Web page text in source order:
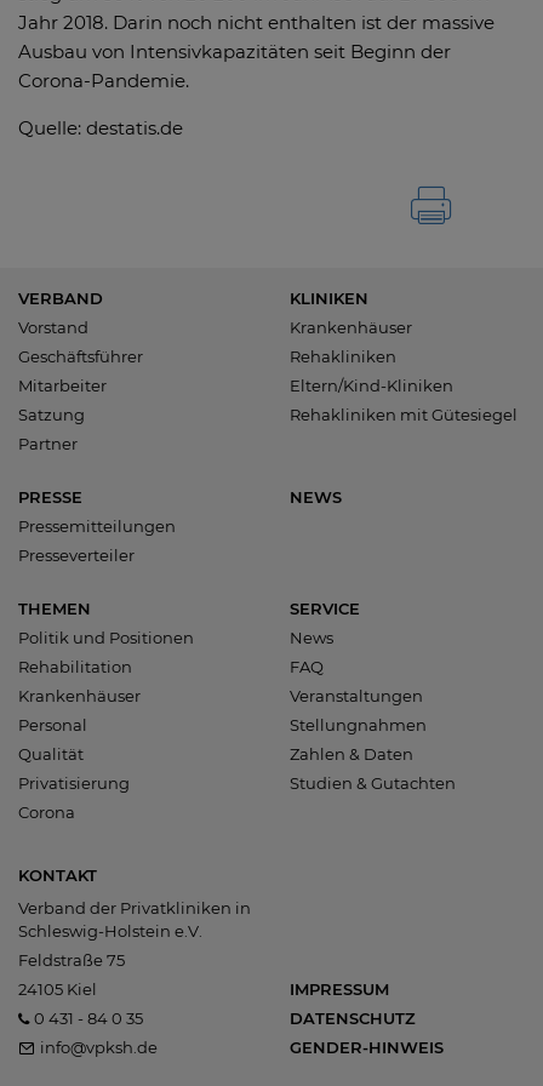
Jahr 2018. Darin noch nicht enthalten ist der massive
Ausbau von Intensivkapazitäten seit Beginn der
Corona-Pandemie.
Quelle: destatis.de
VERBAND
Vorstand
Geschäftsführer
Mitarbeiter
Satzung
Partner
KLINIKEN
Krankenhäuser
Rehakliniken
Eltern/Kind-Kliniken
Rehakliniken mit Gütesiegel
PRESSE
Pressemitteilungen
Presseverteiler
NEWS
THEMEN
Politik und Positionen
Rehabilitation
Krankenhäuser
Personal
Qualität
Privatisierung
Corona
SERVICE
News
FAQ
Veranstaltungen
Stellungnahmen
Zahlen & Daten
Studien & Gutachten
KONTAKT
Verband der Privatkliniken in
Schleswig-Holstein e.V.
Feldstraße 75
24105 Kiel
0 431 - 84 0 35
info@vpksh.de
IMPRESSUM
DATENSCHUTZ
GENDER-HINWEIS